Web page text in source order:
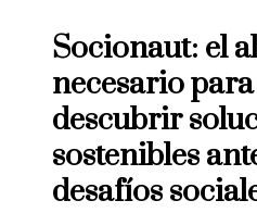
Socionaut: el
necesario para
descubrir
sostenibles
desafíos